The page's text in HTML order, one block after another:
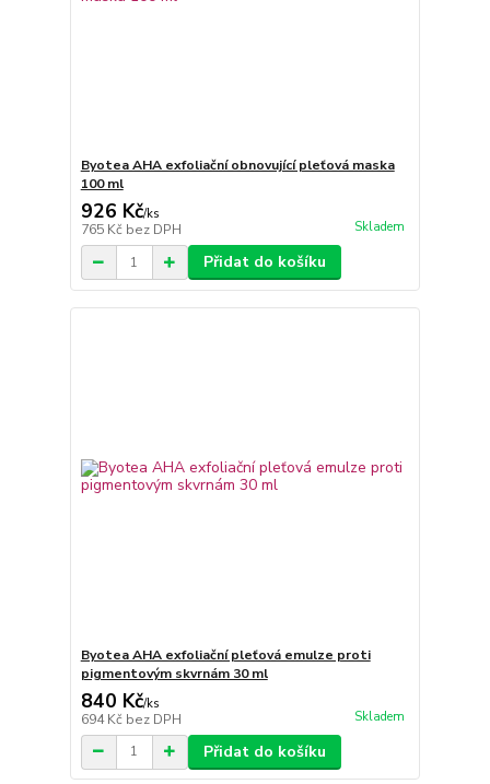
Byotea AHA exfoliační obnovující pleťová maska
100 ml
926 Kč/ks
765 Kč bez DPH Skladem
Přidat do košíku
Byotea AHA exfoliační pleťová emulze proti
pigmentovým skvrnám 30 ml
840 Kč/ks
694 Kč bez DPH Skladem
Přidat do košíku